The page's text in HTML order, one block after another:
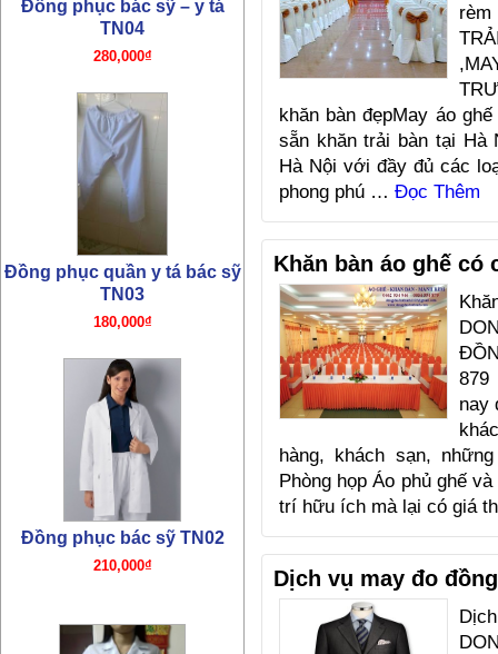
khăn bàn đẹpMay áo
sẵn khăn trải bàn tại Hà
Hà Nội với đầy đủ các
phong phú … Đọc Thêm
Khăn bàn áo ghế có
nay
hàng, khách sạn,
Phòng họp Áo phủ ghế
trí hữu ích mà lại có giá
Dịch vụ may đo
Đồng phục quần y tá bác sỹ
180,000₫
Đồng phục bác sỹ TN02